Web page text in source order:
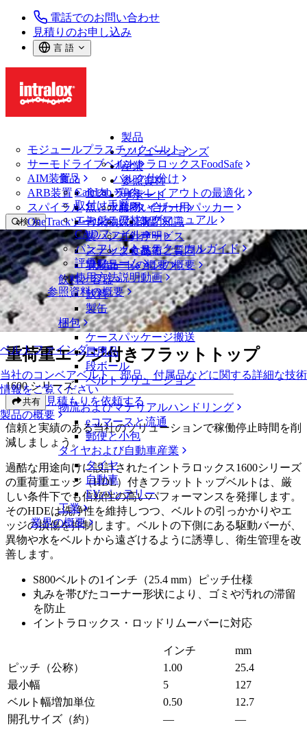
電話でのお問い合わせ
見積りのお申し込み
言 語
製品
モジュールプラスチックベルト
サーモドライブベルト
AIM装置
ARB装置
スパイラル
OneTrackツールおよび部品
ベルトファインダー
当社のコンベアベルト、部品、付属品などに関する詳細な技術
情報をご覧ください
製品の概要
ソリューションズ
イントラロックスFoodSafe
バルク仕分け
ラインレイアウトの最適化
パレタイザー用パッカー
専門知識
サービス
技術
ソリューションの概要
産業
食品
食肉、鶏肉
魚と水産物
青果物
製パン
スナック食品
乳製品
飲料と容器
飲料
製缶
梱包
ケースパッケージ搬送
日用品
段ボール
ベルトソリューション
物流およびマテリアルハンドリング
eコマースと流通
郵便と小包
タイヤおよび自動車産業
タイヤ
自動車
EVバッテリー
工業
業界の概要
参照資料
CalcLab
取付け手順
エンジニアリングマニュアル
CADファイル
パンフレット・テクニカルガイド
評価フォーム
使用方法説明動画
参照資料の概要
サポート
お問い合わせ
保証
方針声明
よくあるご質問
サポートの概要
検 索
メニューを開く
ベルトファインダー
ベルトファインダー
モジュールプラスチックベルト
1600 シリーズ
重荷重エッジ付きフラットトップ
重荷重エッジ付きフラットトップ
1600 シリーズ
共有 見積もりを依頼する
信頼と実績のある当社のソリューションで稼働停止時間を削
減しましょう。
過酷な用途向けに設計されたイントラロックス1600シリーズ
の重荷重エッジ（HDE）付きフラットトップベルトは、厳
しい条件下でも信頼性の高いパフォーマンスを発揮します。
そのHDEは洗浄性を維持しつつ、ベルトの引っかかりやエ
ッジの損傷を抑制します。ベルトの下側にある駆動バーが、
異物や水をベルトから遠ざけるように誘導し、衛生管理を改
善します。
S800ベルトの1インチ（25.4 mm）ピッチ仕様
丸みを帯びたコーナー形状により、ゴミや汚れの滞留
を防止
イントラロックス・ロッドリムーバーに対応
インチ
mm
ピッチ（公称）
1.00
25.4
最小幅
5
127
ベルト幅増加単位
0.50
12.7
開孔サイズ（約）
—
—